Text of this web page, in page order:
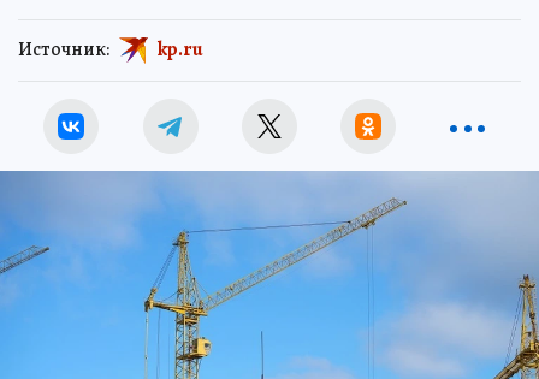
Источник: kp.ru